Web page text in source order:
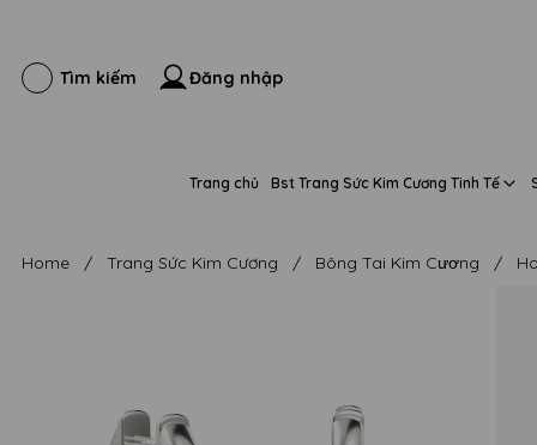
Trang chủ Bst Trang Sức Kim Cương Tinh Tế
Tìm kiếm Đăng nhập
Home / Trang Sức Kim Cương / Bông Tai Kim Cương /